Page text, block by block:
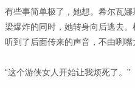
有些事简单极了，她想。希尔瓦
梁爆炸的同时，她转身向后逃去
听到了后面传来的声音，不由咧嘴
“这个游侠女人开始让我烦死了。”